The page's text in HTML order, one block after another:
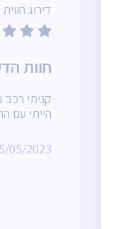
דירוג
חוות
קניתי רכב
הייתי עם הרכב פגו
05/2023